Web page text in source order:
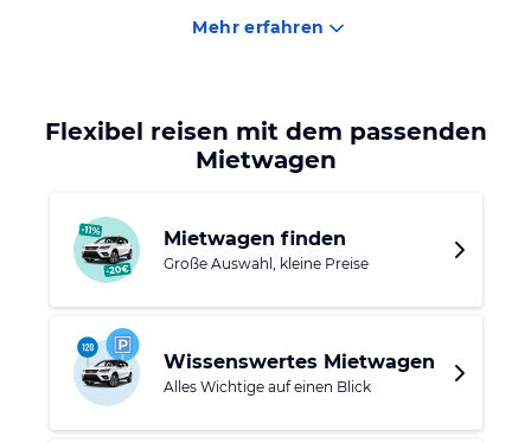
unter anderem der ausgeschilderte WalkingTrail des
in der Spielbank Bad Oeynhausen.
Mehr erfahren
Flexibel reisen mit dem passenden
Mietwagen
Mietwagen finden
Große Auswahl, kleine Preise
Wissenswertes Mietwagen
Alles Wichtige auf einen Blick